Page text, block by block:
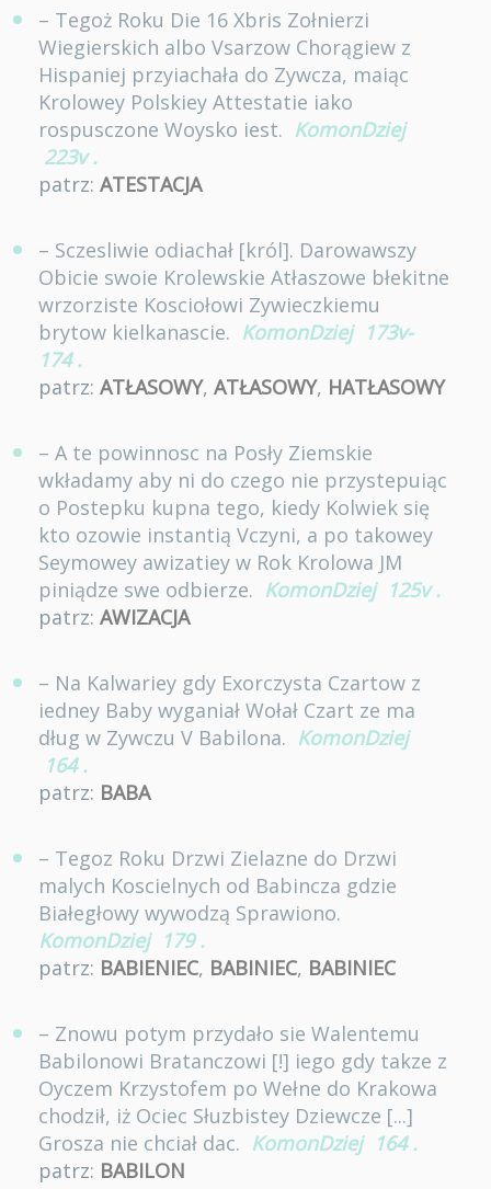
– Tegoż Roku Die 16 Xbris Zołnierzi
Wiegierskich albo Vsarzow Chorągiew z
Hispaniej przyiachała do Zywcza, maiąc
Krolowey Polskiey Attestatie iako
rospusczone Woysko iest. KomonDziej
223v .
patrz: ATESTACJA
– Sczesliwie odiachał [król]. Darowawszy
Obicie swoie Krolewskie Atłaszowe błekitne
wrzorziste Kosciołowi Zywieczkiemu
brytow kielkanascie. KomonDziej 173v-
174 .
patrz: ATŁASOWY, ATŁASOWY, HATŁASOWY
– A te powinnosc na Posły Ziemskie
wkładamy aby ni do czego nie przystepuiąc
o Postepku kupna tego, kiedy Kolwiek się
kto ozowie instantią Vczyni, a po takowey
Seymowey awizatiey w Rok Krolowa JM
piniądze swe odbierze. KomonDziej 125v .
patrz: AWIZACJA
– Na Kalwariey gdy Exorczysta Czartow z
iedney Baby wyganiał Wołał Czart ze ma
dług w Zywczu V Babilona. KomonDziej
164 .
patrz: BABA
– Tegoz Roku Drzwi Zielazne do Drzwi
malych Koscielnych od Babincza gdzie
Białegłowy wywodzą Sprawiono.
KomonDziej 179 .
patrz: BABIENIEC, BABINIEC, BABINIEC
– Znowu potym przydało sie Walentemu
Babilonowi Bratanczowi [!] iego gdy takze z
Oyczem Krzystofem po Wełne do Krakowa
chodził, iż Ociec Słuzbistey Dziewcze [...]
Grosza nie chciał dac. KomonDziej 164 .
patrz: BABILON